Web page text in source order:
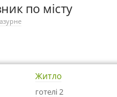
по місту
Житло
готелі 2